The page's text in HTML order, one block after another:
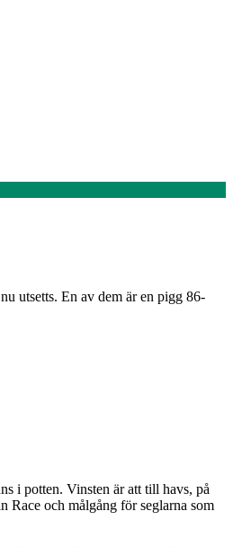
utsetts. En av dem är en pigg 86-
i potten. Vinsten är att till havs, på
Race och målgång för seglarna som